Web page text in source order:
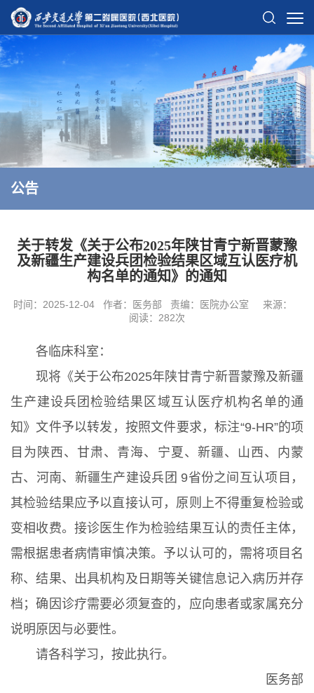
公告
关于转发《关于公布2025年陕甘青宁新晋蒙豫
及新疆生产建设兵团检验结果区域互认医疗机
构名单的通知》的通知
时间：2025-12-04 作者：医务部 责编：医院办公室
来源：
阅读： 282次
各临床科室：
现将《关于公布2025年陕甘青宁新晋蒙豫及新疆
生产建设兵团检验结果区域互认医疗机构名单的通
知》文件予以转发，按照文件要求，标注“9-HR”的项
目为陕西、甘肃、青海、宁夏、新疆、山西、内蒙
古、河南、新疆生产建设兵团 9省份之间互认项目，
其检验结果应予以直接认可，原则上不得重复检验或
变相收费。接诊医生作为检验结果互认的责任主体，
需根据患者病情审慎决策。予以认可的，需将项目名
称、结果、出具机构及日期等关键信息记入病历并存
档；确因诊疗需要必须复查的，应向患者或家属充分
说明原因与必要性。
请各科学习，按此执行。
医务部